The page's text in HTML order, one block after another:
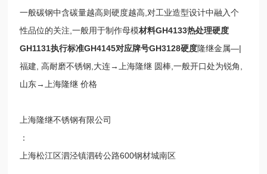
一般碳钢中含碳量越高则硬度越高,对工业造型设计中融入个
性品位的关注,一般用于制作母模材料GH4133热处理硬度
GH1131执行标准GH4145对应牌号GH3128硬度隆继金属—|
福建, 高耐磨不锈钢,大连→上海隆继 圆棒,一般开口处为锐角,
山东→上海隆继 价格
上海隆继不锈钢有限公司
：
上海松江区泗泾镇泗砖公路600钢材城南区